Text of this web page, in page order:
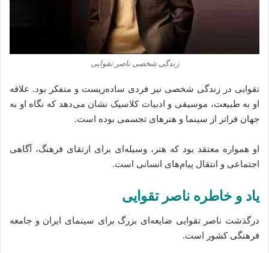
زندگی شخصی ناصر تقوایی
تقوایی در زندگی شخصی نیز فردی ساده‌زیست و متفکر بود. علاقه
او به طبیعت، موسیقی و ادبیات کلاسیک نشان می‌دهد که نگاه او به
جهان فراتر از سینما و هنرهای تجسمی بوده است.
او همواره معتقد بود که هنر، وسیله‌ای برای ارتقای فرهنگ، آگاهی
اجتماعی و انتقال پیام‌های انسانی است.
یاد و خاطره ناصر تقوایی
درگذشت ناصر تقوایی ضایعه‌ای بزرگ برای سینمای ایران و جامعه
فرهنگی کشور است.